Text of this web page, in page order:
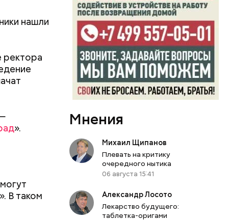
нашли
ректора
».
В таком
в семье
на
году.
Мнения
Михаил Щипанов
Плевать на критику
очередного нытика
06 августа 15:41
Александр Лосото
Лекарство будущего:
таблетка-оригами